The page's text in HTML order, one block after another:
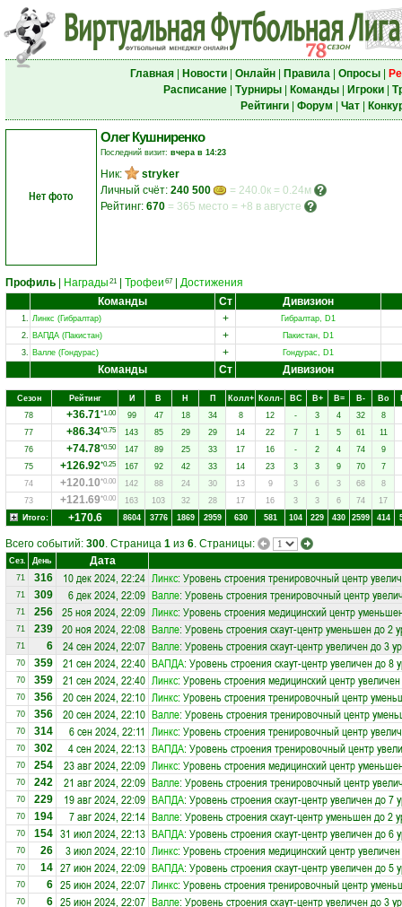
Главная| Новости| Онлайн| Правила| Опросы|
Расписание| Турниры| Команды| Игроки|
Рейтинги| Форум Чат|
Нет фото
Олег Кушниренко
Последний визит: вчера в 14:23
Ник:
stryker
Личный счёт: 240 500
= 240.0к = 0.24м
Рейтинг: 670 = 365 место = +8 в августе
Профиль Награды 21 Трофеи 67
Достижения
Команды
Ст Дивизион
1. Линкс (Гибралтар) +
Гибралтар, D1
2. ВАПДА (Пакистан) +
Пакистан, D1
3. Валле (Гондурас) + Гондурас, D1
Команды Ст Дивизион
Сезон Рейтинг И В Н П Колл+ Колл- ВC В+ В= В- Вo
78
+36.71*1.00 99 47 18 34 8 12 - 3 4 32
8
77
+86.34*0.75 143 85 29 29 14 22 7 1 5 61
11
76
+74.78*0.50 147 89 25 33 17 16 - 2 4 74
9
75
+126.92*0.25 167 92 42 33 14 23 3 3 9 70
7
74
+120.10*0.00 142 88 24 30 13 9 3 6 3 68
8
73
+121.69*0.00 163 103 32 28 17 16 3 3 6 74 17
Итого:
+170.6 8604 3776 1869 2959 630 581 104 229 430 2599 414
Всего событий: 300. Страница 1 из 6. Страницы:
Сез. День Дата
71 316 10 дек 2024, 22:24 Линкс: Уровень строения тренировочный центр
71 309 6 дек 2024, 22:09 Валле: Уровень строения тренировочный центр
71 256 25 ноя 2024, 22:09 Линкс: Уровень строения медицинский центр
71 239 20 ноя 2024, 22:08 Валле: Уровень строения скаут-центр уменьшен до 2
71 6 24 сен 2024, 22:07 Валле: Уровень строения скаут-центр увеличен до 3
70 359 21 сен 2024, 22:40 ВАПДА: Уровень строения скаут-центр увеличен до 8
70 359 21 сен 2024, 22:40 Линкс: Уровень строения медицинский центр
70 356 20 сен 2024, 22:10 Линкс: Уровень строения тренировочный центр
70 356 20 сен 2024, 22:10 Валле: Уровень строения тренировочный центр
70 314 6 сен 2024, 22:11 Линкс: Уровень строения тренировочный центр
70 302 4 сен 2024, 22:13 ВАПДА: Уровень строения тренировочный центр
70 254 23 авг 2024, 22:09 Линкс: Уровень строения медицинский центр
70 242 21 авг 2024, 22:09 Валле: Уровень строения тренировочный центр
70 229 19 авг 2024, 22:09 ВАПДА: Уровень строения скаут-центр увеличен до 7
70 194 7 авг 2024, 22:14 Валле: Уровень строения скаут-центр уменьшен до 2
70 154 31 июл 2024, 22:13 ВАПДА: Уровень строения скаут-центр увеличен до 6
70 26 3 июл 2024, 22:10 Линкс: Уровень строения медицинский центр
70 14 27 июн 2024, 22:09 ВАПДА: Уровень строения скаут-центр увеличен до 5
70 6 25 июн 2024, 22:07 Линкс: Уровень строения тренировочный центр
70 6 25 июн 2024, 22:07 Валле: Уровень строения скаут-центр увеличен до 3